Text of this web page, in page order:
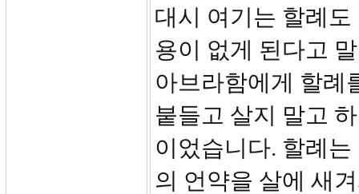
대시 여기는 할례
용이 없게 된다고
아브라함에게 할례
붙들고 살지 말고
이었습니다. 할례
의 언약을 살에 새